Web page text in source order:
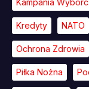
Kredyty NATO
Ochrona Zdrowia
Piłka Nożna